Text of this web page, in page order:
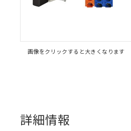
画像をクリックすると大きくなります
詳細情報